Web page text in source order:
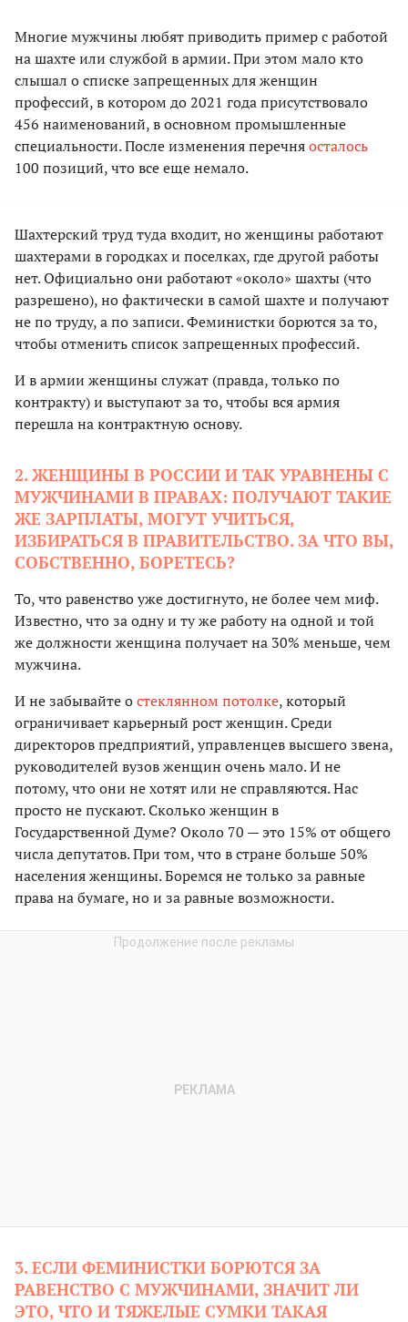
Многие мужчины любят приводить пример с работой
на шахте или службой в армии. При этом мало кто
слышал о списке запрещенных для женщин
профессий, в котором до 2021 года присутствовало
456 наименований, в основном промышленные
специальности. После изменения перечняосталось
100 позиций, что все еще немало.
Шахтерский труд туда входит, но женщины работают
шахтерами в городках и поселках, где другой работы
нет. Официально они работают «около» шахты (что
разрешено), но фактически в самой шахте и получают
не по труду, а по записи. Феминистки борются за то,
чтобы отменить список запрещенных профессий.
И в армии женщины служат (правда, только по
контракту) и выступают за то, чтобы вся армия
перешла на контрактную основу.
2. ЖЕНЩИНЫ В РОССИИ И ТАК УРАВНЕНЫ С
МУЖЧИНАМИ В ПРАВАХ: ПОЛУЧАЮТ ТАКИЕ
ЖЕ ЗАРПЛАТЫ, МОГУТ УЧИТЬСЯ,
ИЗБИРАТЬСЯ В ПРАВИТЕЛЬСТВО. ЗА ЧТО ВЫ,
СОБСТВЕННО, БОРЕТЕСЬ?
То, что равенство уже достигнуто, не более чем миф.
Известно, что за одну и ту же работу на одной и той
же должности женщина получает на 30% меньше, чем
мужчина.
И не забывайте остеклянном потолке, который
ограничивает карьерный рост женщин. Среди
директоров предприятий, управленцев высшего звена,
руководителей вузов женщин очень мало. И не
потому, что они не хотят или не справляются. Нас
просто не пускают. Сколько женщин в
Государственной Думе? Около 70 — это 15% от общего
числа депутатов. При том, что в стране больше 50%
населения женщины. Боремся не только за равные
права на бумаге, но и за равные возможности.
3. ЕСЛИ ФЕМИНИСТКИ БОРЮТСЯ ЗА
РАВЕНСТВО С МУЖЧИНАМИ, ЗНАЧИТ ЛИ
ЭТО, ЧТО И ТЯЖЕЛЫЕ СУМКИ ТАКАЯ